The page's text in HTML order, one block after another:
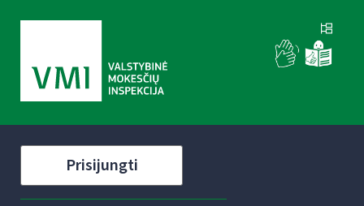
Prisijungti